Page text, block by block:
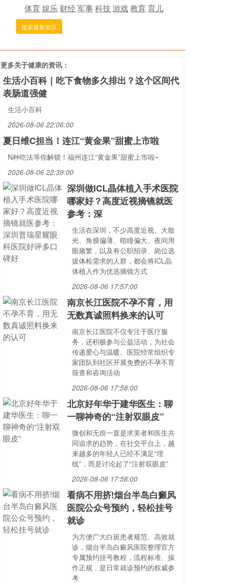
体育娱乐 财经军事科技游戏教育育儿
搜索最新资讯
更多关于健康的资讯：
生活小百科｜吃下食物多久排出？这个区间代
表肠道强健
生活小百科
2026-08-06 22:06:00
夏日维C担当！连江“黄金果”甜蜜上市啦
N种吃法等你解锁！福州连江“黄金果”甜蜜上市啦~
2026-08-06 22:39:00
深圳做ICL晶体植入手术医院
哪家好？高度近视摘镜就医
参考：深
生活在深圳，不少高度近视、大散
光、角膜偏薄、暗瞳偏大、夜间用
眼频繁，以及有公职招录、岗位选
拔体检需求的人群，都会将ICL晶
体植入作为优选摘镜方式
2026-08-06 17:57:00
南京长江医院不孕不育，用
无数真诚照料换来的认可
南京长江医院不仅专注于医疗服
务，还积极参与公益活动，为社会
传递爱心与温暖。医院经常组织专
家团队到社区开展免费的不孕不育
筛查和咨询活动
2026-08-06 17:58:00
北京好年华于建华医生：聊
一聊神奇的“注射双眼皮”
微创和无痕一直是求美者和医生共
同追求的趋势，在社交平台上，越
来越多的年轻人已经不满足“埋
线”，而是讨论起了“注射双眼皮”
2026-08-06 17:58:00
看病不用挤!烟台半岛白癜风
医院公众号预约，轻松挂号
就诊
为方便广大白斑患者规范、高效就
诊，烟台半岛白癜风医院整理官方
专属预约挂号教程，流程标准、操
作正规，是日常就诊预约的权威参
考